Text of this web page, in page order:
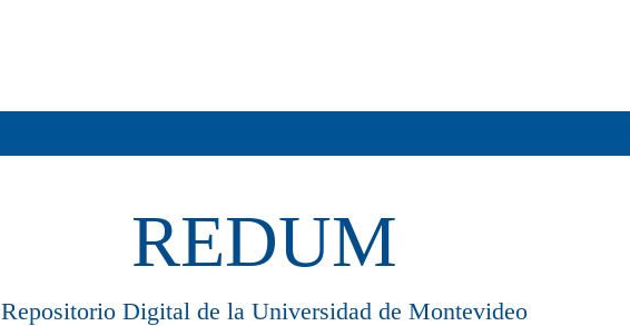
REDUM
Repositorio Digital de la Universidad de Montevideo